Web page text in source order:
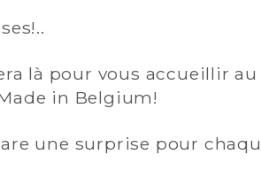
là pour vous accueillir
in Belgium!
une surprise pour